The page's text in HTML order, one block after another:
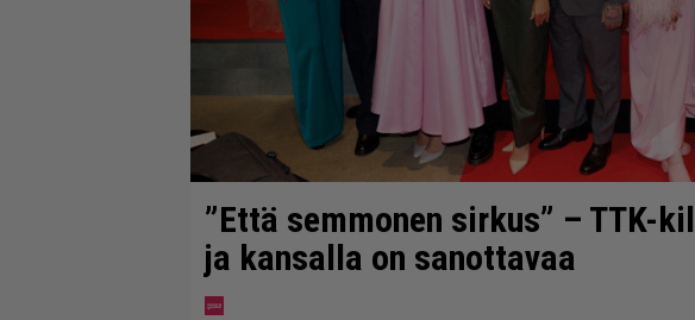
”Että semmonen sirkus” –
ja kansalla on sanottavaa